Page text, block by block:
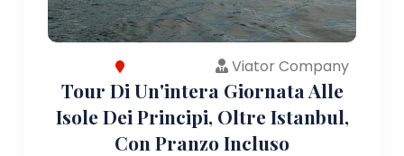
Viator Company
Tour Di Un'intera Giornata Alle
Isole Dei Principi, Oltre Istanbul,
Con Pranzo Incluso